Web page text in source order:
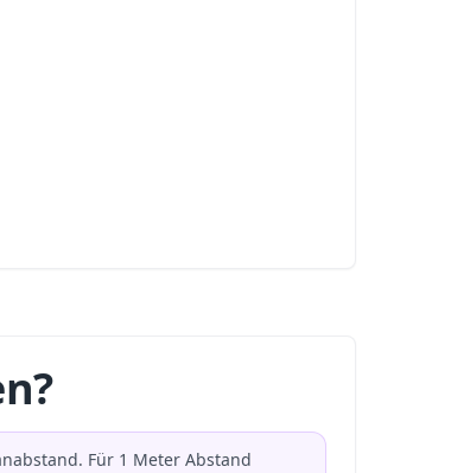
Für 1 Meter Abstand